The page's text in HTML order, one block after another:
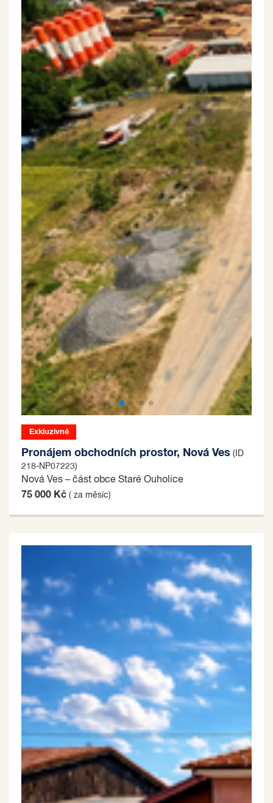
Exkluzivně
Pronájem obchodních prostor, Nová Ves (ID
218-NP07223)
Nová Ves – část obce Staré Ouholice
75 000 Kč ( za měsíc)